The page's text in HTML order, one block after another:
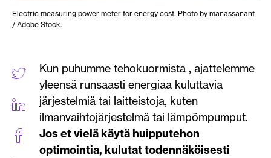
Electric measuring power meter for energy cost. Photo by manassanant
/ Adobe Stock.
Kun puhumme tehokuormista , ajattelemme
yleensä runsaasti energiaa kuluttavia
järjestelmiä tai laitteistoja, kuten
ilmanvaihtojärjestelmä tai lämpömpumput.
Jos et vielä käytä huipputehon
optimointia, kulutat todennäköisesti